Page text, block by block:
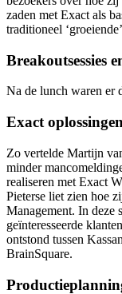
zaden met Exact als
traditioneel
Breakoutsessies
Na de lunch waren er
Exact
Zo vertelde Martijn
minder
realiseren met Exact
Pieterse liet zien hoe
Management. In deze
geïnteresseerde
ontstond tussen
BrainSquare.